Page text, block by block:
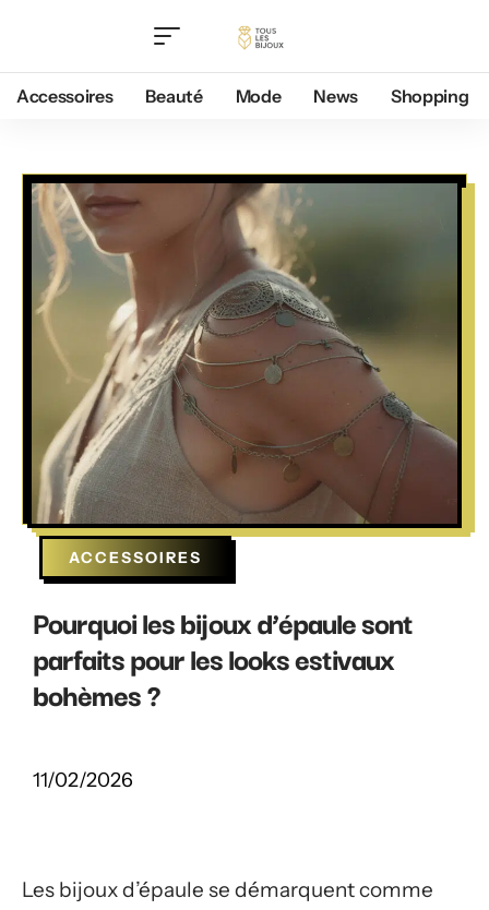
Accessoires Beauté Mode News Shopping
ACCESSOIRES
Pourquoi les bijoux d’épaule sont
parfaits pour les looks estivaux
bohèmes ?
11/02/2026
Les bijoux d’épaule se démarquent comme